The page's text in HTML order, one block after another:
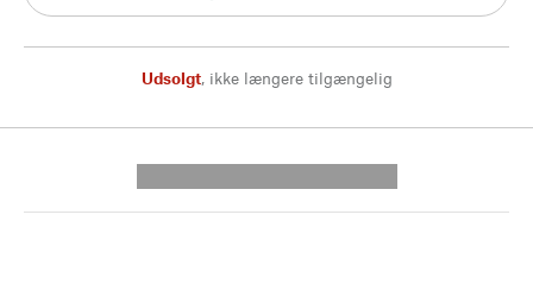
Udsolgt, ikke længere tilgængelig